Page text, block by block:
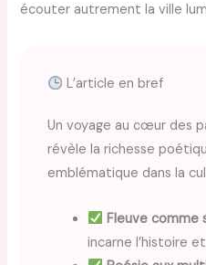
écouter autrement la ville
L’article en bref
Un voyage au cœur des
révèle la richesse
emblématique dans la
Fleuve comme
incarne l’histoire